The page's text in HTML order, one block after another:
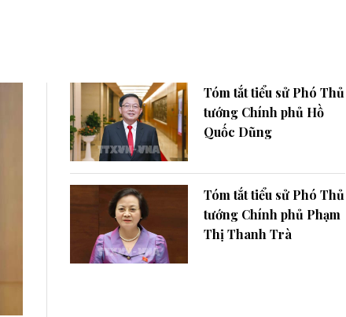
Tóm tắt tiểu sử Phó Thủ
tướng Chính phủ Hồ
Quốc Dũng​
Tóm tắt tiểu sử Phó Thủ
tướng Chính phủ Phạm
Thị Thanh Trà